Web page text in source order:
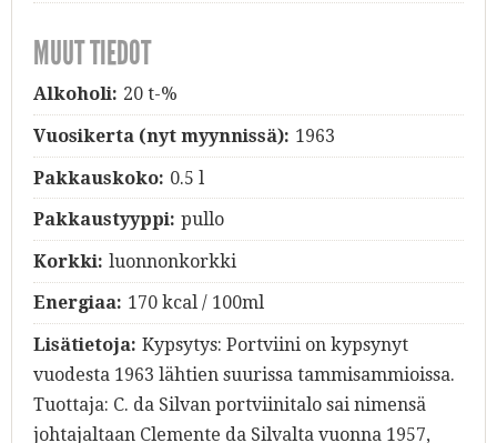
MUUT TIEDOT
Alkoholi: 20 t-%
Vuosikerta (nyt myynnissä): 1963
Pakkauskoko: 0.5 l
Pakkaustyyppi: pullo
Korkki: luonnonkorkki
Energiaa: 170 kcal / 100ml
Lisätietoja: Kypsytys: Portviini on kypsynyt
vuodesta 1963 lähtien suurissa tammisammioissa.
Tuottaja: C. da Silvan portviinitalo sai nimensä
johtajaltaan Clemente da Silvalta vuonna 1957,